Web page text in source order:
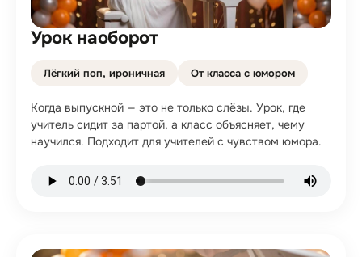
Урок наоборот
Лёгкий поп, ироничная От класса с юмором
Когда выпускной — это не только слёзы. Урок, где
учитель сидит за партой, а класс объясняет, чему
научился. Подходит для учителей с чувством юмора.